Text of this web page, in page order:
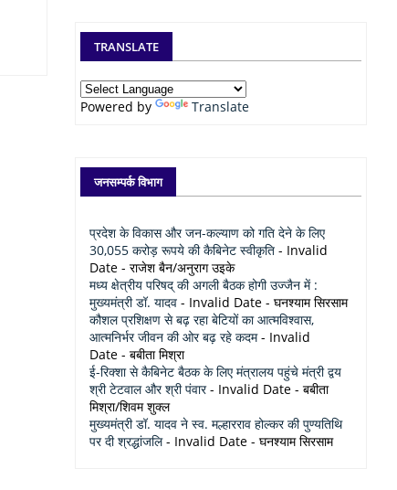
TRANSLATE
Powered by Translate
जनसम्पर्क विभाग
प्रदेश के विकास और जन-कल्याण को गति देने के लिए
30,055 करोड़ रूपये की कैबिनेट स्वीकृति - Invalid
Date - राजेश बैन/अनुराग उइके
मध्य क्षेत्रीय परिषद् की अगली बैठक होगी उज्जैन में :
मुख्यमंत्री डॉ. यादव - Invalid Date - घनश्याम सिरसाम
कौशल प्रशिक्षण से बढ़ रहा बेटियों का आत्मविश्वास,
आत्मनिर्भर जीवन की ओर बढ़ रहे कदम- Invalid
Date - बबीता मिश्रा
ई-रिक्शा से कैबिनेट बैठक के लिए मंत्रालय पहुंचे मंत्री द्वय
श्री टेटवाल और श्री पंवार- Invalid Date - बबीता
मिश्रा/शिवम शुक्ल
मुख्यमंत्री डॉ. यादव ने स्व. मल्हारराव होल्कर की पुण्यतिथि
पर दी श्रद्धांजलि- Invalid Date - घनश्याम सिरसाम